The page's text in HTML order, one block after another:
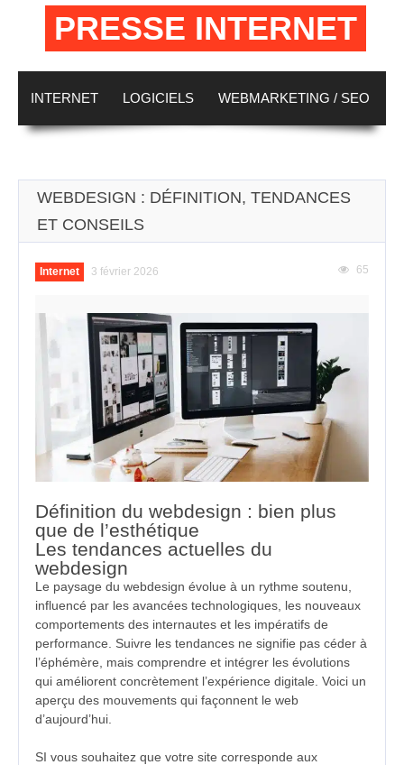
PRESSE INTERNET
INTERNET LOGICIELS WEBMARKETING / SEO
WEBDESIGN : DÉFINITION, TENDANCES
ET CONSEILS
Internet 3 février 2026 65
Définition du webdesign : bien plus
que de l’esthétique
Les tendances actuelles du
webdesign
Le paysage du webdesign évolue à un rythme soutenu,
influencé par les avancées technologiques, les nouveaux
comportements des internautes et les impératifs de
performance. Suivre les tendances ne signifie pas céder à
l’éphémère, mais comprendre et intégrer les évolutions
qui améliorent concrètement l’expérience digitale. Voici un
aperçu des mouvements qui façonnent le web
d’aujourd’hui.
SI vous souhaitez que votre site corresponde aux